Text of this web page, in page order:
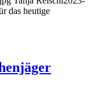
das heutige